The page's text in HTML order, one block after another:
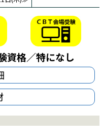
資格／特になし